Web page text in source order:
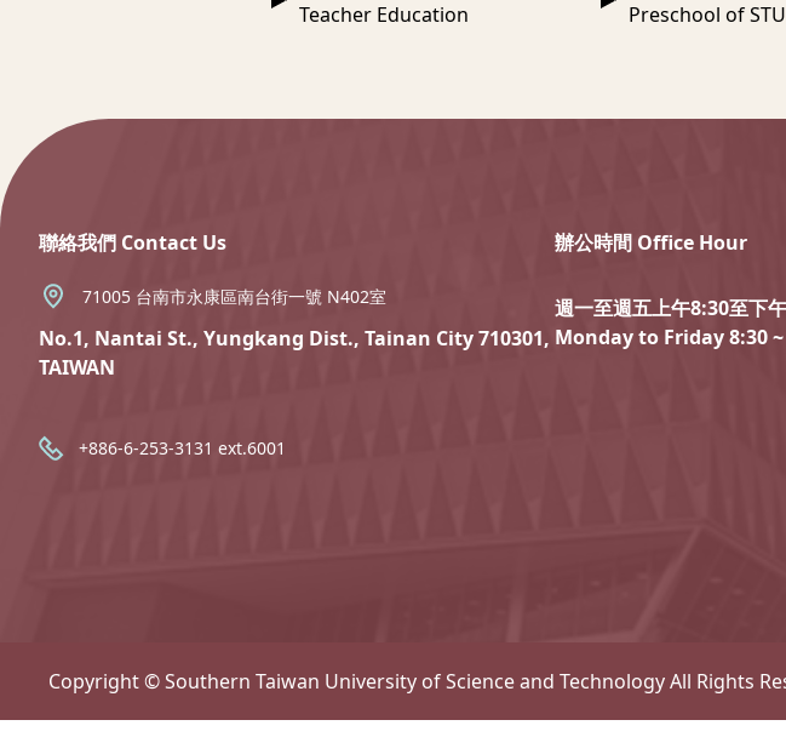
Teacher Education
Preschool of
聯絡我們 Contact Us
71005 台南市永康區南台街一號 N402室
No.1, Nantai St., Yungkang Dist., Tainan City 710301,
TAIWAN
+886-6-253-3131 ext.6001
辦公時間 Office Hour
週一至週五上午8:30至下
Monday to Friday 8:30 ~
Copyright © Southern Taiwan University of Science and Technology All Rights